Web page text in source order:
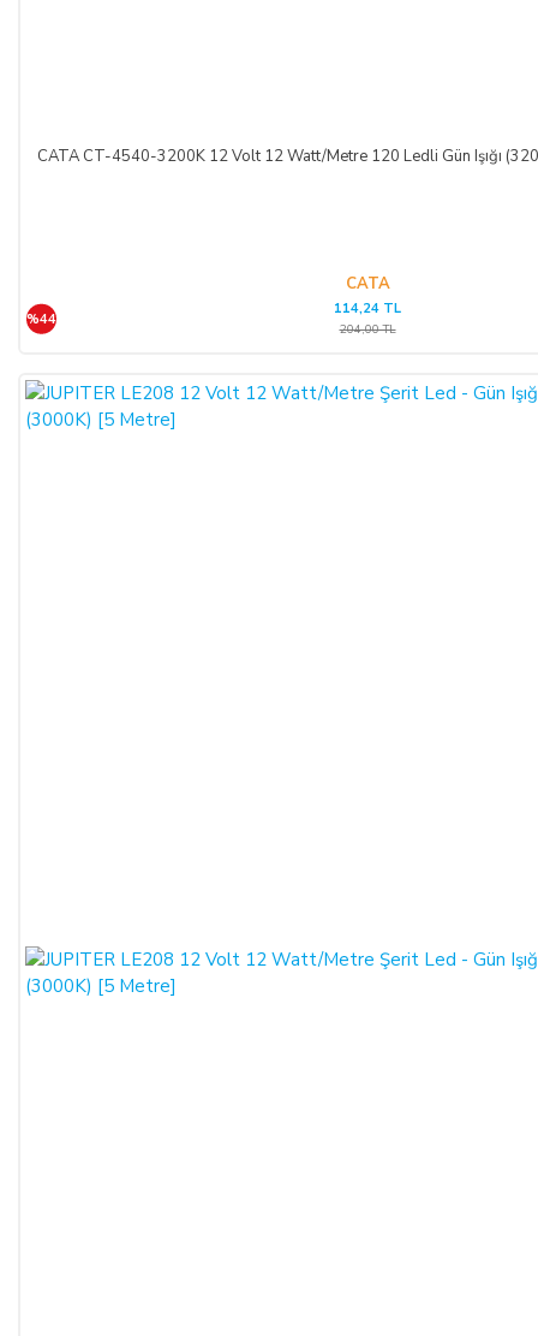
CATA CT-4540-3200K 12 Volt 12 Watt/Metre 120 Ledli Gün Işığı
CATA
%44
114,24 TL
204,00 TL